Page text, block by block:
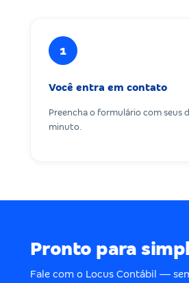
1
Você entra em contato
Preencha o formulário com seus
minuto.
Pronto para
Fale com o Locus Contábil —